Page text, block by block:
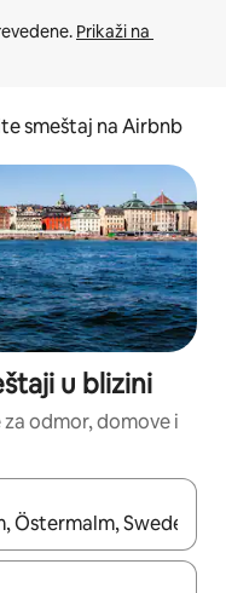
Prikaži na
smeštaj na Airbnb
u blizini
odmor, domove i
se krećete kroz njih